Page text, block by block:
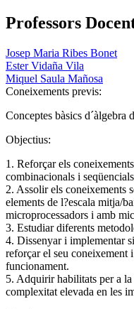
Professors
Josep Maria Ribes Bonet
Ester Vidaña Vila
Miquel Saula Mañosa
Coneixements previs:
Conceptes bàsics d´àlgebra
Objectius:
1. Reforçar els
combinacionals i
2. Assolir els coneixements
elements de l?escala mitja/
microprocessadors i amb
3. Estudiar diferents
4. Dissenyar i implementar
reforçar el seu coneixement
funcionament.
5. Adquirir habilitats per a la
complexitat elevada en les